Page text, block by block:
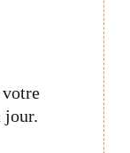
jour.